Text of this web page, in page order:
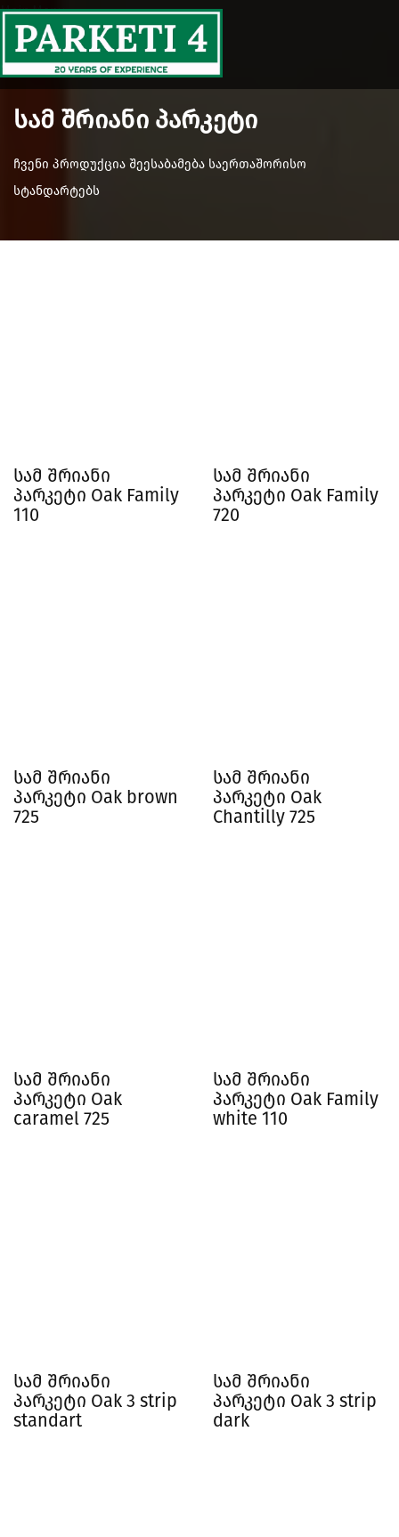
Main Menu
სამ შრიანი პარკეტი
ჩვენი პროდუქცია შეესაბამება საერთაშორისო
სტანდარტებს
სამ შრიანი
პარკეტი Oak Family
110
სამ შრიანი
პარკეტი Oak Family
720
სამ შრიანი
პარკეტი Oak brown
725
სამ შრიანი
პარკეტი Oak
Chantilly 725
სამ შრიანი
პარკეტი Oak
caramel 725
სამ შრიანი
პარკეტი Oak Family
white 110
სამ შრიანი
პარკეტი Oak 3 strip
standart
სამ შრიანი
პარკეტი Oak 3 strip
dark